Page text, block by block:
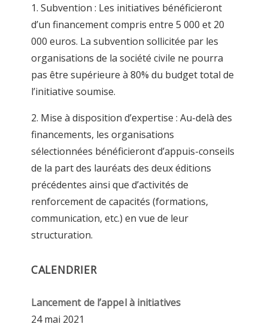
1. Subvention : Les initiatives bénéficieront
d’un financement compris entre 5 000 et 20
000 euros. La subvention sollicitée par les
organisations de la société civile ne pourra
pas être supérieure à 80% du budget total de
l’initiative soumise.
2. Mise à disposition d’expertise : Au-delà des
financements, les organisations
sélectionnées bénéficieront d’appuis-conseils
de la part des lauréats des deux éditions
précédentes ainsi que d’activités de
renforcement de capacités (formations,
communication, etc.) en vue de leur
structuration.
CALENDRIER
Lancement de l’appel à initiatives
24 mai 2021